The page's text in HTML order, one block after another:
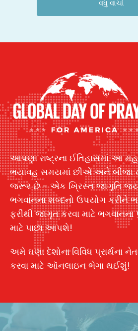
વધુ વાંચો
આપણા રાષ્ટ્રના ઈતિહાસમાં આ
ભયાવહ સમયમાં છીએ અને બીજા
જરૂર છે - એક ખ્રિસ્ત જાગૃતિ
ભગવાનના શબ્દનો ઉપયોગ કરીને
ફરીથી જાગૃત કરવા માટે
માટે પાછા આપશે!
અમે ઘણા દેશોના વિવિધ પ્રાર્થના
કરવા માટે ઑનલાઇન ભેગા થઈશું!